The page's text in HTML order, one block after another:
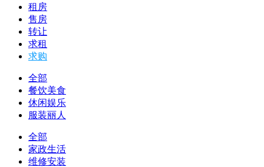
租房
售房
转让
求租
求购
全部
餐饮美食
休闲娱乐
服装丽人
全部
家政生活
维修安装